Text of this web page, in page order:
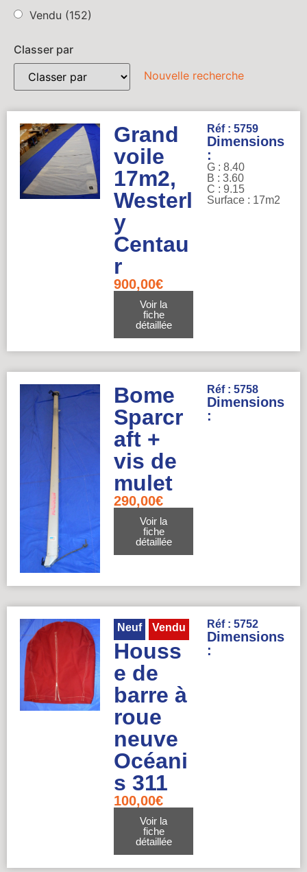
Vendu (152)
Classer par
Nouvelle recherche
Grand
voile
17m2,
Westerl
y
Centau
r
900,00€
Voir la
fiche
détaillée
Réf : 5759
Dimensions
:
G : 8.40
B : 3.60
C : 9.15
Surface : 17m2
Bome
Sparcr
aft +
vis de
mulet
290,00€
Voir la
fiche
détaillée
Réf : 5758
Dimensions
:
Neuf Vendu
Houss
e de
barre à
roue
neuve
Océani
s 311
100,00€
Voir la
fiche
détaillée
Réf : 5752
Dimensions
: